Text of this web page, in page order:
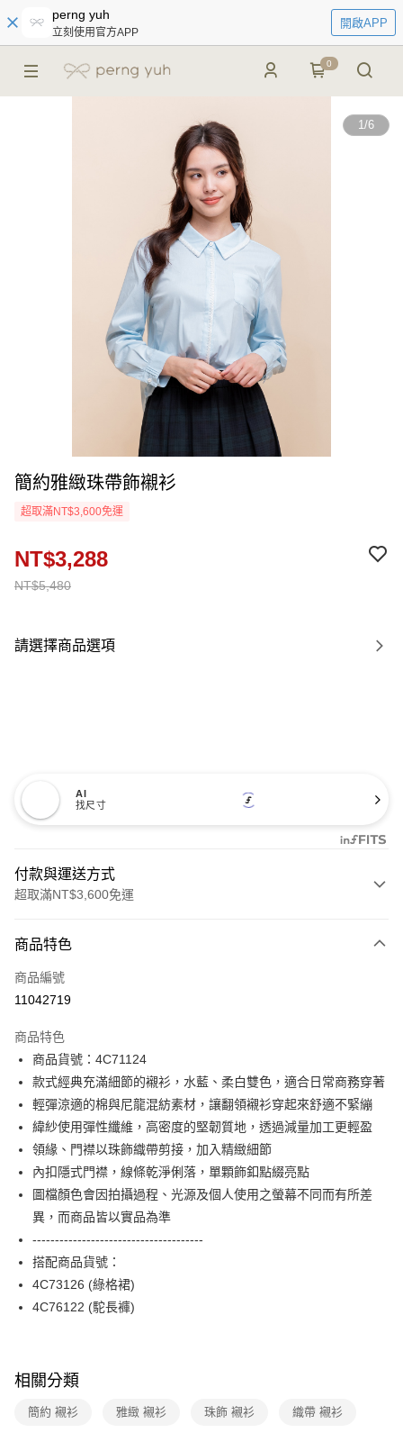
perng yuh
立刻使用官方APP
開啟APP
0
1/6
簡約雅緻珠帶飾襯衫
超取滿NT$3,600免運
NT$5,480
NT$3,288
請選擇商品選項
AI
找尺寸
付款與運送方式
超取滿NT$3,600免運
信用卡一次付款
信用卡分期付款
合作金庫商業銀行
華南商業銀行
上海商業儲蓄銀行
台北富邦商業銀行
國泰世華商業銀行
兆豐國際商業銀行
臺灣中小企業銀行
台中商業銀行
匯豐（台灣）商業銀行
華泰商業銀行
聯邦商業銀行
遠東國際商業銀行
元大商業銀行
永豐商業銀行
玉山商業銀行
星展（台灣）商業銀行
台新國際商業銀行
LINE Pay
Apple Pay
街口支付
AFTEE先享後付
相關說明
【關於「AFTEE先享後付」】
AFTEE先享後付是「在收到商品之後才付款」的支付方式。 讓您購物簡單
便利好安心！
１．簡單：不需註冊會員、不需綁卡、不需儲值。
２．便利：只要手機號碼，簡訊認證，即可結帳。
【「AFTEE先享後付」結帳流程】
３．收到繳費通知簡訊後14天內，點擊此簡訊中的連結，可透過四大超商／
ATM／網路銀行／等多元方式進行付款，方視為交易完成。
※ 請注意：結帳手續完成當下不需立刻繳費，但若您需要取消訂單，請聯絡
購買商品的店家。未經商家同意取消之訂單仍視為有效，需透過AFTEE先享
付款後全家FamilyMart取貨
每筆NT$90，滿NT$3,600(含以上)免運費
每筆NT$90，滿NT$3,600(含以上)免運費
商品特色
商品編號
11042719
商品特色
商品貨號：4C71124
款式經典充滿細節的襯衫，水藍、柔白雙色，適合日常商務穿著
輕彈涼適的棉與尼龍混紡素材，讓翻領襯衫穿起來舒適不緊繃
緯紗使用彈性纖維，高密度的堅韌質地，透過減量加工更輕盈
領緣、門襟以珠飾織帶剪接，加入精緻細節
內扣隱式門襟，線條乾淨俐落，單顆飾釦點綴亮點
圖檔顏色會因拍攝過程、光源及個人使用之螢幕不同而有所差
異，而商品皆以實品為準
--------------------------------------
搭配商品貨號：
4C73126 (綠格裙)
4C76122 (駝長褲)
相關分類
簡約 襯衫 雅緻 襯衫 珠飾 襯衫 織帶 襯衫